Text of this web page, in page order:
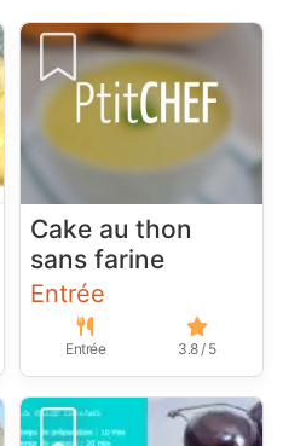
Cake au thon
sans farine
Entrée
Entrée 3.8 / 5